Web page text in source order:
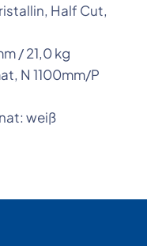
Half Cut,
/ 21,0 kg
N 1100mm/P
weiß